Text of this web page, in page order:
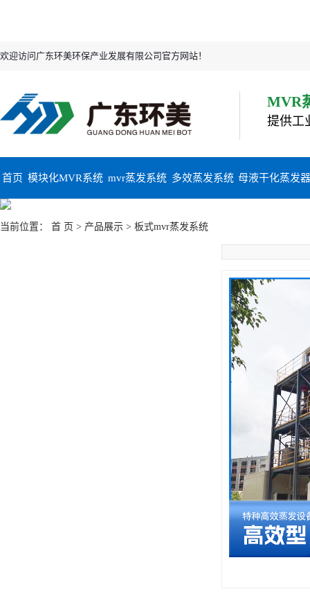
欢迎访问广东环美环保产业发展有限公司官方网站！
MVR
提供工
首页 模块化MVR系统 mvr蒸发系统 多效蒸发系统 母液干化蒸发
当前位置： 首 页 > 产品展示 > 板式mvr蒸发系统